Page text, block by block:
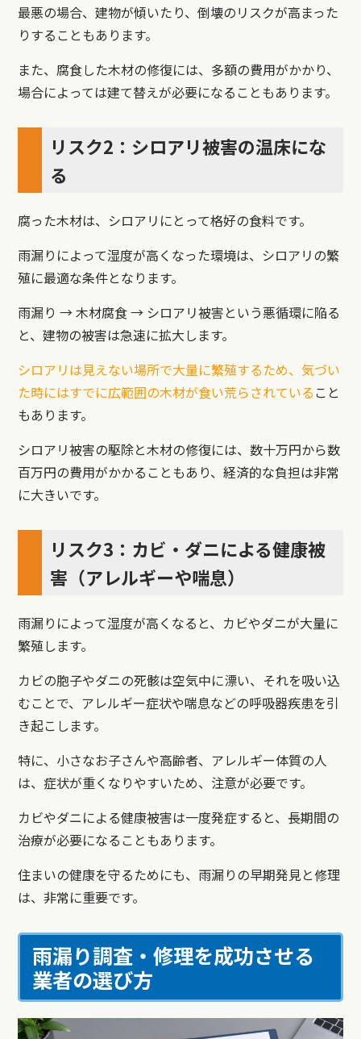
最悪の場合、建物が傾いたり、倒壊のリスクが高まった
りすることもあります。
また、腐食した木材の修復には、多額の費用がかかり、
場合によっては建て替えが必要になることもあります。
リスク2：シロアリ被害の温床にな
る
腐った木材は、シロアリにとって格好の食料です。
雨漏りによって湿度が高くなった環境は、シロアリの繁
殖に最適な条件となります。
雨漏り → 木材腐食 → シロアリ被害という悪循環に陥る
と、建物の被害は急速に拡大します。
シロアリは見えない場所で大量に繁殖するため、気づい
た時にはすでに広範囲の木材が食い荒らされている こと
もあります。
シロアリ被害の駆除と木材の修復には、数十万円から数
百万円の費用がかかることもあり、経済的な負担は非常
に大きいです。
リスク3：カビ・ダニによる健康被
害（アレルギーや喘息）
雨漏りによって湿度が高くなると、カビやダニが大量に
繁殖します。
カビの胞子やダニの死骸は空気中に漂い、それを吸い込
むことで、アレルギー症状や喘息などの呼吸器疾患を引
き起こします。
特に、小さなお子さんや高齢者、アレルギー体質の人
は、症状が重くなりやすいため、注意が必要です。
カビやダニによる健康被害は一度発症すると、長期間の
治療が必要になることもあります。
住まいの健康を守るためにも、雨漏りの早期発見と修理
は、非常に重要です。
雨漏り調査・修理を成功させる
業者の選び方